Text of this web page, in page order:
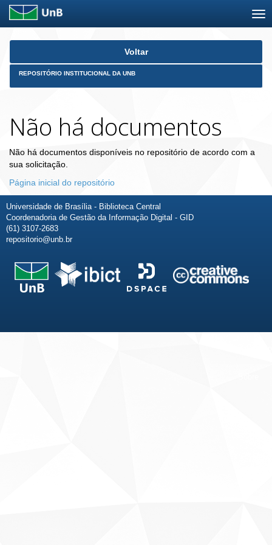
Skip
Voltar
REPOSITÓRIO INSTITUCIONAL DA UNB
Não há documentos
Não há documentos disponíveis no repositório de acordo com a
sua solicitação.
Página inicial do repositório
Universidade de Brasília - Biblioteca Central
Coordenadoria de Gestão da Informação Digital - GID
(61) 3107-2683
repositorio@unb.br